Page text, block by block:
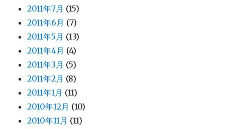
2011年7月 (15)
2011年6月 (7)
2011年5月 (13)
2011年4月 (4)
2011年3月 (5)
2011年2月 (8)
2011年1月 (11)
2010年12月 (10)
2010年11月 (11)